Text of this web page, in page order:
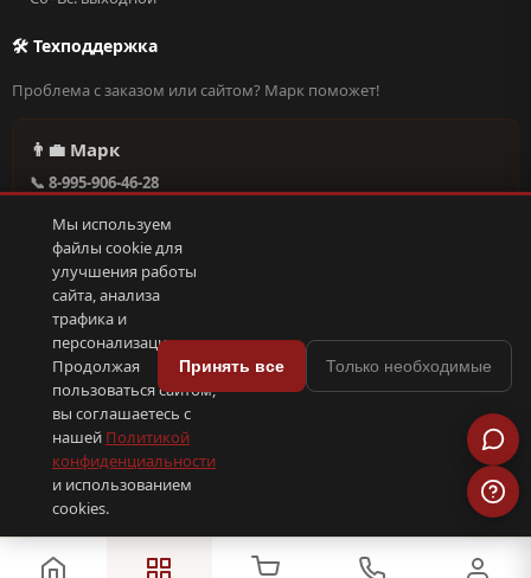
🛠 Техподдержка
Проблема с заказом или сайтом? Марк поможет!
👨‍💼 Марк
📞 8-995-906-46-28
🕐 Круглосуточно, без выходных
Написать в поддержку →
© 2026 С иголочки | 37. Все права защищены.
🛠 Поддержка·Оферта· 📦 YML-фид
Сделано в .su
Мы используем
файлы cookie для
улучшения работы
сайта, анализа
трафика и
персонализации.
Продолжая
пользоваться сайтом,
вы соглашаетесь с
нашей Политикой
конфиденциальности
и использованием
cookies.
Принять все Только необходимые